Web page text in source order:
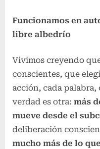
Funcionamos en
libre albedrío
Vivimos creyendo
conscientes, que
acción, cada palabra,
verdad es otra: más
mueve desde el
deliberación
mucho más de lo